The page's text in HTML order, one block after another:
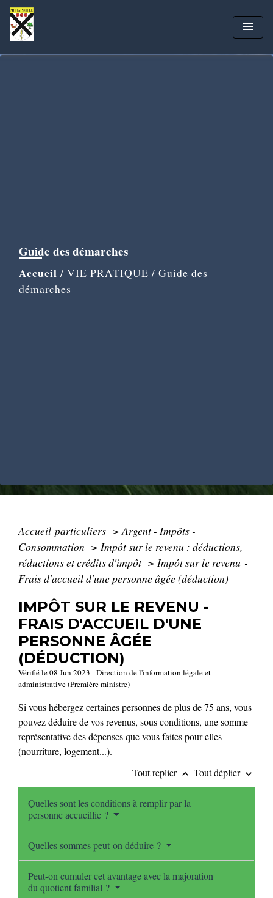
menu
Guide des démarches
Accueil / VIE PRATIQUE / Guide des
démarches
Accueil particuliers > Argent - Impôts -
Consommation > Impôt sur le revenu : déductions,
réductions et crédits d'impôt > Impôt sur le revenu -
Frais d'accueil d'une personne âgée (déduction)
IMPÔT SUR LE REVENU -
FRAIS D'ACCUEIL D'UNE
PERSONNE ÂGÉE
(DÉDUCTION)
Vérifié le 08 Jun 2023 - Direction de l'information légale et
administrative (Première ministre)
Si vous hébergez certaines personnes de plus de 75 ans, vous
pouvez déduire de vos revenus, sous conditions, une somme
représentative des dépenses que vous faites pour elles
(nourriture, logement...).
Tout replier keyboard_arrow_up Tout déplier keyboard_arrow_down
Quelles sont les conditions à remplir par la
personne accueillie ?
Quelles sommes peut-on déduire ?
Peut-on cumuler cet avantage avec la majoration
du quotient familial ?